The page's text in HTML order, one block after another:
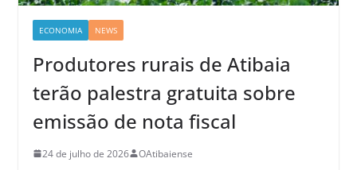
ECONOMIA NEWS
Produtores rurais de Atibaia
terão palestra gratuita sobre
emissão de nota fiscal
24 de julho de 2026 OAtibaiense